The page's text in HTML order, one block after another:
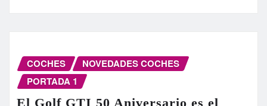
COCHES
NOVEDADES COCHES
PORTADA 1
El Golf GTI 50 Aniversario es el